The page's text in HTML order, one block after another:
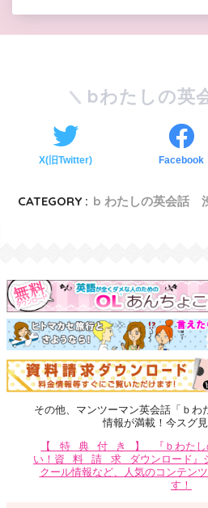
bわたしの英
X(旧Twitter) Facebook
CATEGORY : b わたしの英会話
その他、マンツーマン英会話「ｂわ
情報が満載！今スグ
【特典付き】
『ｂわた
い！ 資料請求 ダウンロード』
クール情報など、人気のコンテン
す！